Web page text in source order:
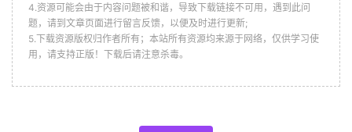
4.资源可能会由于内容问题被和谐，导致下载链接不可用，遇到此问
题，请到文章页面进行留言反馈，以便及时进行更新;
5.下载资源版权归作者所有；本站所有资源均来源于网络，仅供学习使
用，请支持正版！下载后请注意杀毒。